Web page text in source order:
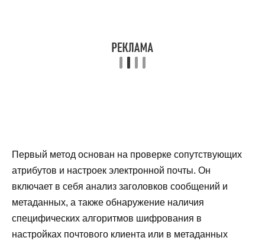
Первый метод основан на проверке сопутствующих
атрибутов и настроек электронной почты. Он
включает в себя анализ заголовков сообщений и
метаданных, а также обнаружение наличия
специфических алгоритмов шифрования в
настройках почтового клиента или в метаданных